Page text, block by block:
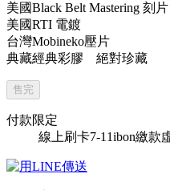
美國Black Belt Mastering 刻片
美國RTI 電鍍
台灣Mobineko壓片
典藏經典彩膠 絕對珍藏
售完
付款限定
線上刷卡7-11ibon繳款